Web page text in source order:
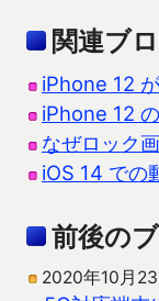
関連ブ
iPhone 12
iPhone 12
なぜロック
iOS 14 での
前後の
2020年10月